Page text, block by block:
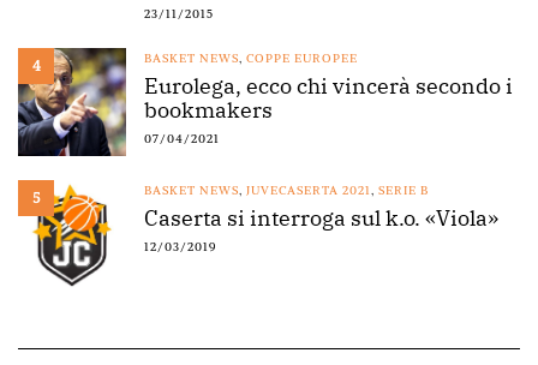
23/11/2015
4 BASKET NEWS, COPPE EUROPEE
Eurolega, ecco chi vincerà secondo i
bookmakers
07/04/2021
5 BASKET NEWS, JUVECASERTA 2021, SERIE B
Caserta si interroga sul k.o. «Viola»
12/03/2019